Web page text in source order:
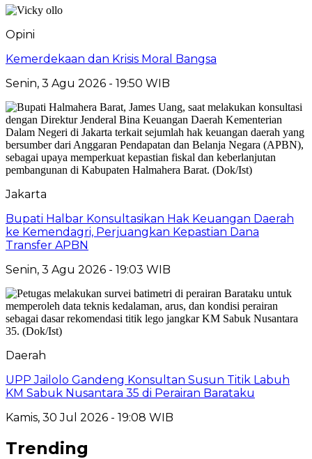
Opini
Kemerdekaan dan Krisis Moral Bangsa
Senin, 3 Agu 2026 - 19:50 WIB
Jakarta
Bupati Halbar Konsultasikan Hak Keuangan Daerah
ke Kemendagri, Perjuangkan Kepastian Dana
Transfer APBN
Senin, 3 Agu 2026 - 19:03 WIB
Daerah
UPP Jailolo Gandeng Konsultan Susun Titik Labuh
KM Sabuk Nusantara 35 di Perairan Barataku
Kamis, 30 Jul 2026 - 19:08 WIB
Trending